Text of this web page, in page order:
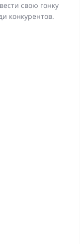
свою гонку
конкурентов.
г
1.45г